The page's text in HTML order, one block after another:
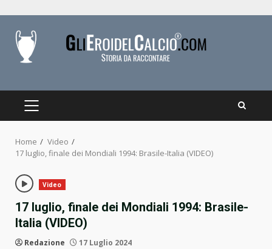
content
PRIMARY
Home
Video
17 luglio, finale dei Mondiali 1994: Brasile-Italia (VIDEO)
Video
17 luglio, finale dei Mondiali 1994: Brasile-
Italia (VIDEO)
Redazione 17 Luglio 2024